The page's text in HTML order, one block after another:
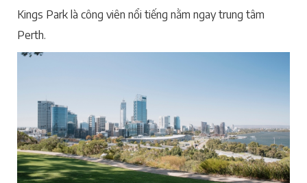
Kings Park là công viên nổi tiếng nằm ngay trung tâm
Perth.